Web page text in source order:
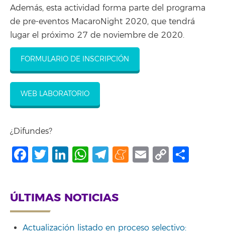
Además, esta actividad forma parte del programa
de pre-eventos MacaroNight 2020, que tendrá
lugar el próximo 27 de noviembre de 2020.
FORMULARIO DE INSCRIPCIÓN
WEB LABORATORIO
¿Difundes?
Facebook
Twitter
LinkedIn
WhatsApp
Telegram
Meneame
Email
Copy
ÚLTIMAS NOTICIAS
Actualización listado en proceso selectivo: